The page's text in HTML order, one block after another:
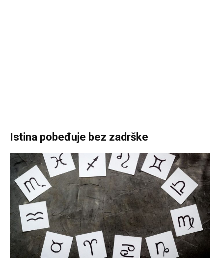
Istina pobeđuje bez zadrške